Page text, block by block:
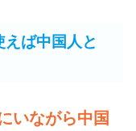
えば中国人と
いながら中国